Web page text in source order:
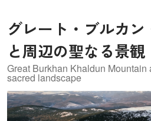
グレート・ブルカ
と周辺の聖なる景観
Great Burkhan Khaldun Mountain
sacred landscape